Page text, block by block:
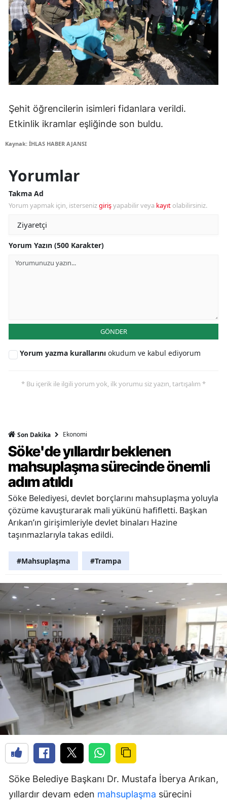
Şehit öğrencilerin isimleri fidanlara verildi.
Etkinlik ikramlar eşliğinde son buldu.
Kaynak: İHLAS HABER AJANSI
Yorumlar
Takma Ad
Yorum yapmak için, istersenizgirişyapabilir veya kayıt olabilirsiniz.
Yorum Yazın (500 Karakter)
GÖNDER
Yorum yazma kurallarını okudum ve kabul ediyorum
* Bu içerik ile ilgili yorum yok, ilk yorumu siz yazın, tartışalım *
Son Dakika Ekonomi
Söke'de yıllardır beklenen
mahsuplaşma sürecinde önemli
adım atıldı
Söke Belediyesi, devlet borçlarını mahsuplaşma yoluyla
çözüme kavuşturarak mali yükünü hafifletti. Başkan
Arıkan’ın girişimleriyle devlet binaları Hazine
taşınmazlarıyla takas edildi.
#Mahsuplaşma #Trampa
Söke Belediye Başkanı Dr. Mustafa İberya Arıkan,
yıllardır devam eden mahsuplaşma sürecini